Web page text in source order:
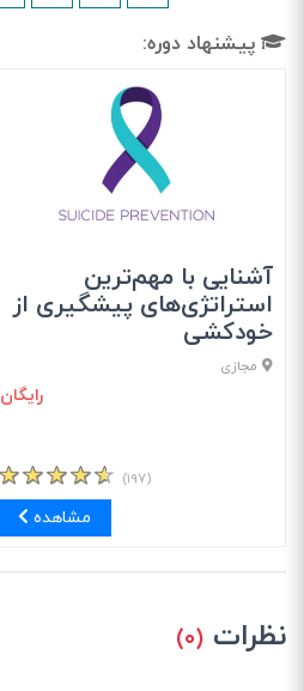
پیشنهاد دوره:
آشنایی با مهم‌ترین
استراتژی‌های پیشگیری از
خودکشی
مجازی
رایگان
(۱۹۷)
مشاهده
نظرات (۰)